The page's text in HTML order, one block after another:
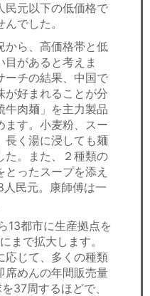
民元以下の低価格で
でした。
ら、高価格帯と低
があると考えま
ーチの結果、中国で
が好まれることが分
牛肉麺」を主力製品
ます。小麦粉、スー
長く湯に浸しても麺
た。また、２種類の
ったスープを添え
人民元。康師傅は一
13都市に生産拠点を
まで拡大します。
応じて、多くの種類
席めんの年間販売量
37周するほどで、